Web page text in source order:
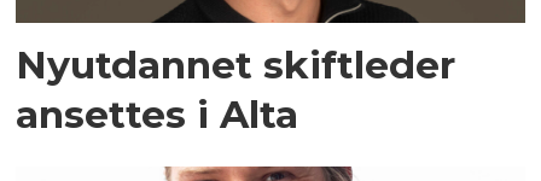
Nyutdannet skiftleder
ansettes i Alta